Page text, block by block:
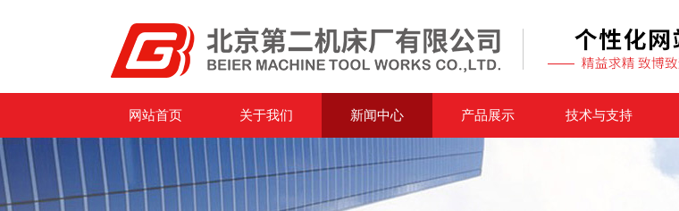
网站首页 关于我们 新闻中心 产品展示 技术与支持